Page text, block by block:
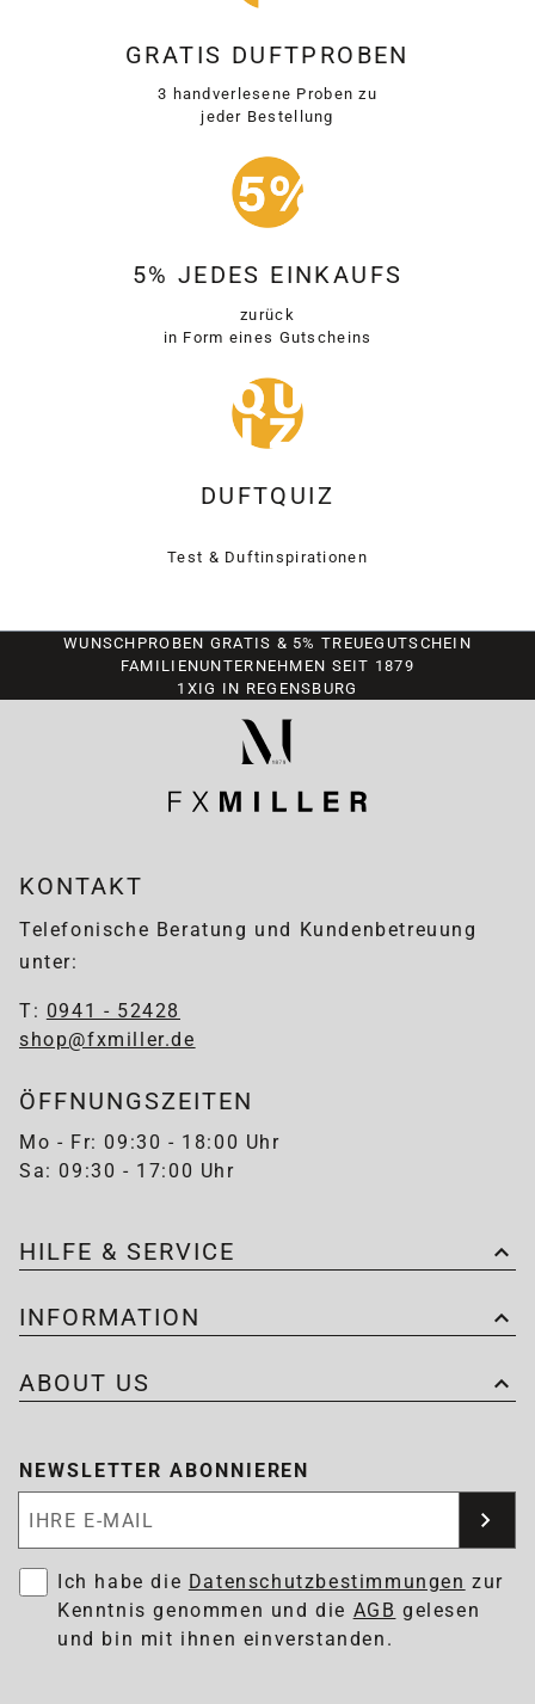
GRATIS DUFTPROBEN
3 handverlesene Proben zu
jeder Bestellung
5% JEDES EINKAUFS
zurück
in Form eines Gutscheins
DUFTQUIZ
Test & Duftinspirationen
WUNSCHPROBEN GRATIS & 5% TREUEGUTSCHEIN
FAMILIENUNTERNEHMEN SEIT 1879
1XIG IN REGENSBURG
KONTAKT
Telefonische Beratung und Kundenbetreuung
unter:
T: 0941 - 52428
shop@fxmiller.de
ÖFFNUNGSZEITEN
Mo - Fr: 09:30 - 18:00 Uhr
Sa: 09:30 - 17:00 Uhr
HILFE & SERVICE
INFORMATION
ABOUT US
NEWSLETTER ABONNIEREN
Ich habe die Datenschutzbestimmungen zur
Kenntnis genommen und die AGB gelesen
und bin mit ihnen einverstanden.